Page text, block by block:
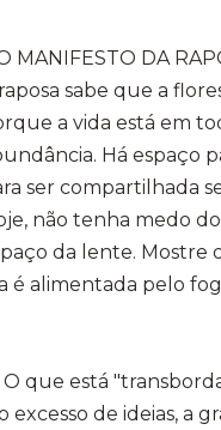
MANIFESTO DA
sabe que a
a vida está em
Há espaço
ser compartilhada
não tenha medo
da lente. Mostre
é alimentada pelo
O que está
excesso de ideias, a